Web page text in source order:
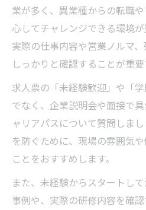
業が多く、異業種からの転職
心してチャレンジできる環境が
実際の仕事内容や営業ノルマ
しっかりと確認することが重要
求人票の「未経験歓迎」や「
でなく、企業説明会や面接で
ャリアパスについて質問しま
を防ぐために、現場の雰囲気
ことをおすすめします。
また、未経験からスタートし
事例や、実際の研修内容を確